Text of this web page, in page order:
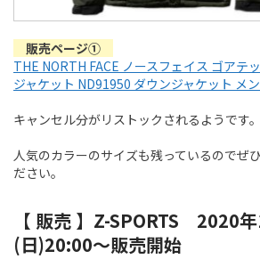
販売ページ①
THE NORTH FACE ノースフェイス ゴアテ
ジャケット ND91950 ダウンジャケット メ
キャンセル分がリストックされるようです。
人気のカラーのサイズも残っているのでぜ
ださい。
【 販売 】Z-SPORTS 2020
(日)20:00～販売開始